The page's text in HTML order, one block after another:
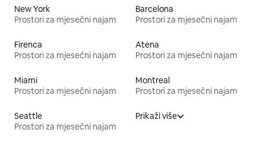
New York
Prostori za mjesečni najam
Barcelona
Prostori za mjesečni najam
Firenca
Prostori za mjesečni najam
Atena
Prostori za mjesečni najam
Miami
Prostori za mjesečni najam
Montreal
Prostori za mjesečni najam
Seattle
Prostori za mjesečni najam
Prikaži više